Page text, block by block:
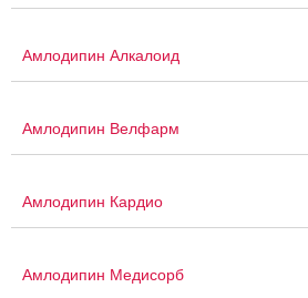
Амлодипин Алкалоид
Амлодипин Велфарм
Амлодипин Кардио
Амлодипин Медисорб